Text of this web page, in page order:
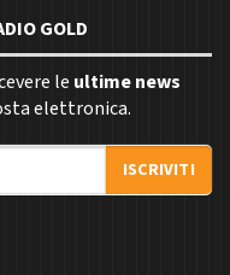
GOLD
le ultime news
elettronica.
ISCRIVITI